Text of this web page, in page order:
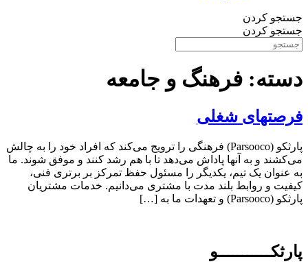
جستجو کردن
جستجو کردن
دسته: فرهنگ و جامعه
فرصتهای شغلی
پارثکو (Parsooco) فرهنگی را ترویج می‌کند که افراد خود را به چالش
می‌کشند و به آنها پاداش می‌دهد تا با هم رشد کنند و موفق شوند. ما
به عنوان یک تیم، یکدیگر را مسئول حفظ تمرکز بر برتری فنی،
کیفیت و روابط بلند مدت با مشتری می‌دانیم. خدمات مشتریان
پارثکو (Parsooco) و تعهدات ما به […]
پارثكـــــــــــو